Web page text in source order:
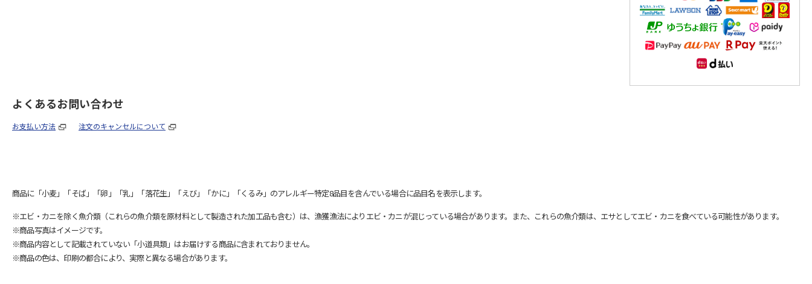
よくあるお問い合わせ
お支払い方法 注文のキャンセルについて
商品に「小麦」「そば」「卵」「乳」「落花生」「えび」「かに」「くるみ」のアレルギー特定8品目を含んでいる場合に品目名を表示します。
※エビ・カニを除く魚介類（これらの魚介類を原材料として製造された加工品も含む）は、漁獲漁法によりエビ・カニが混じっている場合があります。また、これらの魚介類は、エサとしてエビ・カニを食べている可能性があります。
※商品写真はイメージです。
※商品内容として記載されていない「小道具類」はお届けする商品に含まれておりません。
※商品の色は、印刷の都合により、実際と異なる場合があります。